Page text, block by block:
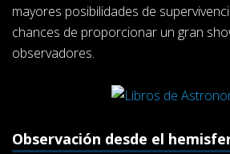
mayores posibilidades de
chances de proporcionar un gran
observadores.
Observación desde el